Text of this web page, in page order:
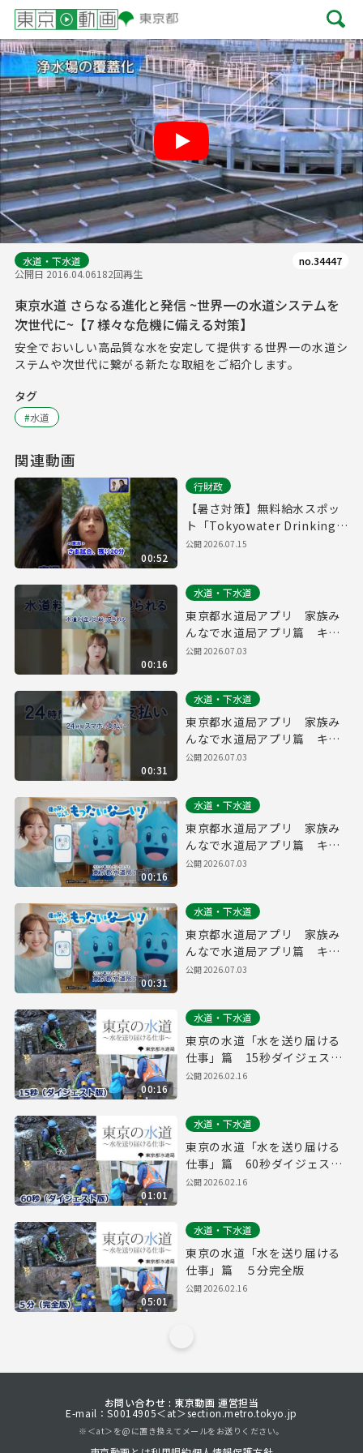
Play
水道・下水道
公開日 2016.04.06182回再生
no.34447
東京水道 さらなる進化と発信 ~世界一の水道システムを
次世代に~【7 様々な危機に備える対策】
安全でおいしい高品質な水を安定して提供する世界一の水道シ
ステムや次世代に繋がる新たな取組をご紹介します。
タグ
#水道
関連動画
00:52
行財政
【暑さ対策】無料給水スポッ
ト「Tokyowater Drinking
Station」をご存じですか？
公開2026.07.15
00:16
水道・下水道
東京都水道局アプリ 家族み
んなで水道局アプリ篇 キャ
ッシュレス・水道料金 縦
公開2026.07.03
00:31
水道・下水道
東京都水道局アプリ 家族み
んなで水道局アプリ篇 キャ
ッシュレス・水道料金 縦
公開2026.07.03
00:16
水道・下水道
東京都水道局アプリ 家族み
んなで水道局アプリ篇 キャ
ッシュレス・水道料金（１５
公開2026.07.03
00:31
水道・下水道
東京都水道局アプリ 家族み
んなで水道局アプリ篇 キャ
ッシュレス・水道料金（３０
公開2026.07.03
00:16
水道・下水道
東京の水道「水を送り届ける
仕事」篇 15秒ダイジェスト
版
公開2026.02.16
01:01
水道・下水道
東京の水道「水を送り届ける
仕事」篇 60秒ダイジェスト
版
公開2026.02.16
05:01
水道・下水道
東京の水道「水を送り届ける
仕事」篇 ５分完全版
公開2026.02.16
お問い合わせ : 東京動画 運営担当
E-mail：S0014905＜at＞section.metro.tokyo.jp
※＜at＞を@に置き換えてメールをお送りください。